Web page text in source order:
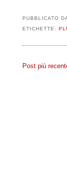
PUBBLICATO
ETICHETTE:
Post più